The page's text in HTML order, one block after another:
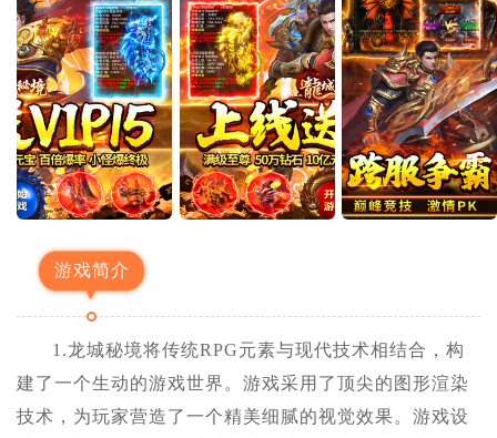
游戏简介
1.龙城秘境将传统RPG元素与现代技术相结合，构
建了一个生动的游戏世界。游戏采用了顶尖的图形渲染
技术，为玩家营造了一个精美细腻的视觉效果。游戏设